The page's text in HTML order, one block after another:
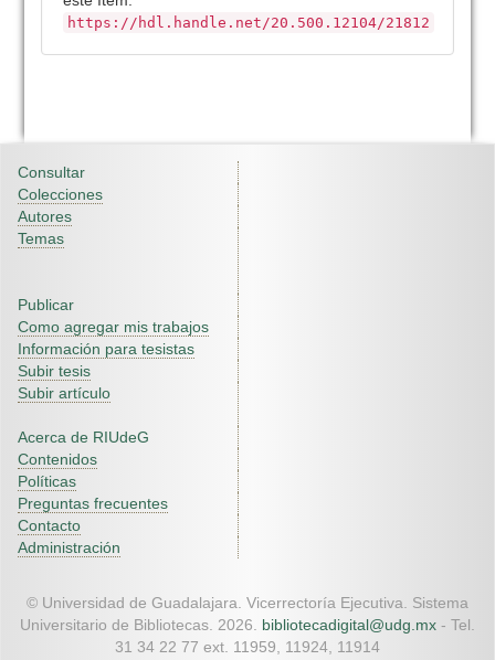
https://hdl.handle.net/20.500.12104/21812
Consultar
Colecciones
Autores
Temas
Publicar
Como agregar mis trabajos
Información para tesistas
Subir tesis
Subir artículo
Acerca de RIUdeG
Contenidos
Políticas
Preguntas frecuentes
Contacto
Administración
© Universidad de Guadalajara. Vicerrectoría Ejecutiva. Sistema
Universitario de Bibliotecas. 2026. bibliotecadigital@udg.mx - Tel.
31 34 22 77 ext. 11959, 11924, 11914